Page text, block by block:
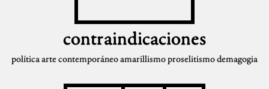
contraindicaciones
políticaarte contemporáneoamarillismoproselitismodemagogia